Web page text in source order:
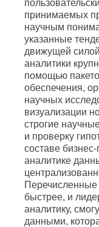
принимаемых
научным
указанные
движущей
аналитики
помощью
обеспечения,
научных
визуализации
строгие
и проверку
составе
аналитике
Перечисленные
быстрее, и
аналитику,
данными,